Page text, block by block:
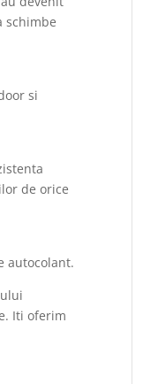
schimbe
si
de orice
autocolant.
Iti oferim